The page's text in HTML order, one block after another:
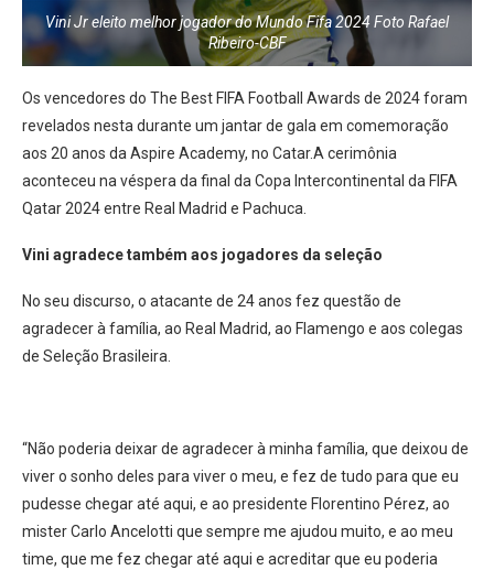
Vini Jr eleito melhor jogador do Mundo Fifa 2024 Foto Rafael
Ribeiro-CBF
Os vencedores do The Best FIFA Football Awards de 2024 foram
revelados nesta durante um jantar de gala em comemoração
aos 20 anos da Aspire Academy, no Catar.A cerimônia
aconteceu na véspera da final da Copa Intercontinental da FIFA
Qatar 2024 entre Real Madrid e Pachuca.
Vini agradece também aos jogadores da seleção
No seu discurso, o atacante de 24 anos fez questão de
agradecer à família, ao Real Madrid, ao Flamengo e aos colegas
de Seleção Brasileira.
“Não poderia deixar de agradecer à minha família, que deixou de
viver o sonho deles para viver o meu, e fez de tudo para que eu
pudesse chegar até aqui, e ao presidente Florentino Pérez, ao
mister Carlo Ancelotti que sempre me ajudou muito, e ao meu
time, que me fez chegar até aqui e acreditar que eu poderia